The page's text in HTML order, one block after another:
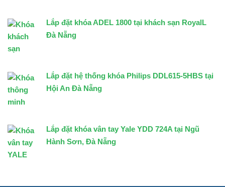
Lắp đặt khóa ADEL 1800 tại khách sạn RoyalL
Đà Nẵng
Lắp đặt hệ thống khóa Philips DDL615-5HBS tại
Hội An Đà Nẵng
Lắp đặt khóa vân tay Yale YDD 724A tại Ngũ
Hành Sơn, Đà Nẵng